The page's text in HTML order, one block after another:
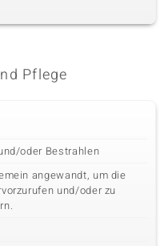
Pflege
oder Bestrahlen
angewandt, um die
und/oder zu